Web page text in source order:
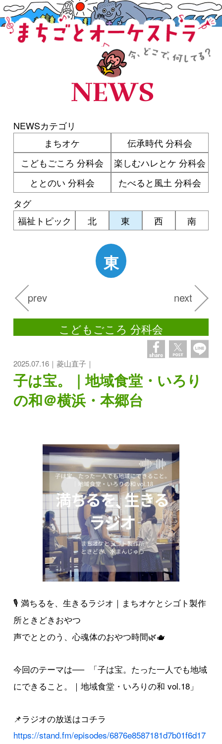
NEWSカテゴリ
まちオケ
伝承時代 分科会
こどもごころ 分科会
楽しむハレとケ 分科会
ととのい 分科会
たべると風土 分科会
タグ
福祉トピック
北 東 西 南
NEWS
東
prev next
こどもごころ 分科会
2025.07.16｜菱山直子｜
子は宝。｜地域食堂・いろり
の和＠横浜・本郷台
🎙️ 満ちるを、生きるラジオ｜まちオケとシゴト製作
所ときどきおやつ
声でととのう、心魂体のおやつ時間🌿🫖
今回のテーマは── 「子は宝。たった一人でも地域
にできること。｜地域食堂・いろりの和 vol.18」
📌ラジオの放送はコチラ
https://stand.fm/episodes/6876e8587181d7b01f6d17